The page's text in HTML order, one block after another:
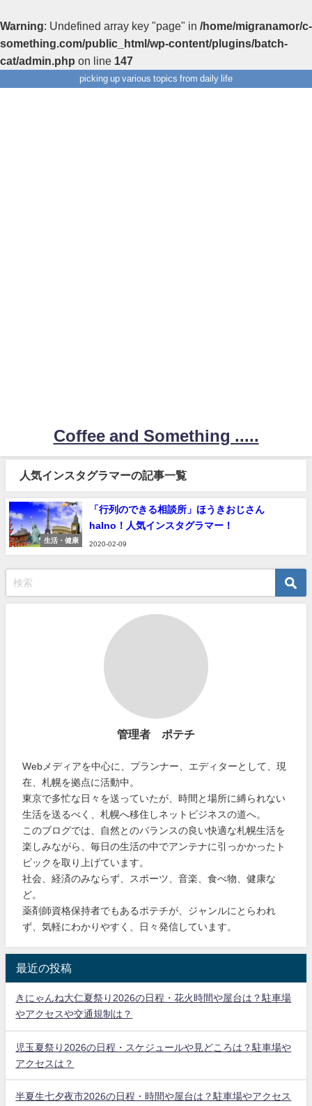
Warning: Undefined array key "page" in /home/migranamor/c-
something.com/public_html/wp-content/plugins/batch-
cat/admin.php on line 147
picking up various topics from daily life
Coffee and Something .....
人気インスタグラマーの記事一覧
生活・健康
「行列のできる相談所」ほうきおじさん
halno！人気インスタグラマー！
2020-02-09
管理者 ポテチ
Webメディアを中心に、プランナー、エディターとして、現
在、札幌を拠点に活動中。
東京で多忙な日々を送っていたが、時間と場所に縛られない
生活を送るべく、札幌へ移住しネットビジネスの道へ。
このブログでは、自然とのバランスの良い快適な札幌生活を
楽しみながら、毎日の生活の中でアンテナに引っかかったト
ピックを取り上げています。
社会、経済のみならず、スポーツ、音楽、食べ物、健康な
ど。
薬剤師資格保持者でもあるポテチが、ジャンルにとらわれ
ず、気軽にわかりやすく、日々発信しています。
最近の投稿
きにゃんね大仁夏祭り2026の日程・花火時間や屋台は？駐車場
やアクセスや交通規制は？
児玉夏祭り2026の日程・スケジュールや見どころは？駐車場や
アクセスは？
半夏生七夕夜市2026の日程・時間や屋台は？駐車場やアクセス